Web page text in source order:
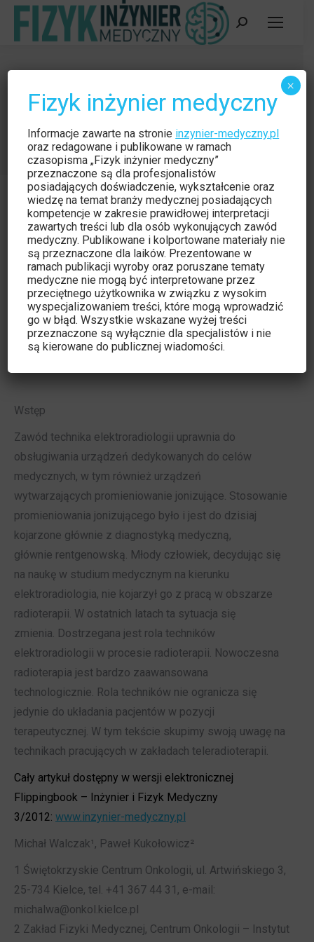
Szukaj:
procesie radioterapii
Strona główna
Czytelnia
Rola technika elektroradiologii w procesie…
paź
20
Czytelnia
Wstęp
Zawód technika elektroradiologii uprawnia do
obsługiwania urządzeń dedykowanych do celów
medycznych, w tym również urządzeń
wytwarzających promieniowanie jonizujące. Stosowanie
promieniowania jonizującego było i jest do dzisiaj
kojarzone głównie z diagnostyką medyczną,
głównie rentgenowską. Młody człowiek, decydując się
na naukę w studium medycznym na kierunku
elektroradiologia, nie kojarzył go z pracą w obszarze
radioterapii. W ostatnich latach ta sytuacja się
zmienia. Dostrzegana jest rola techników
elektroradiologii w procesie radioterapii. Nowoczesna
radioterapia jest bardzo zaawansowana
technologicznie. Rola techników nie ogranicza się
jedynie do układania pacjentów w pozycji
terapeutycznej. W tym tekście skupimy swoją uwagę na
technikach pracujących w zakładach teleradioterapii.
Cały artykuł dostępny w wersji elektronicznej
Flippingbook – Inżynier i Fizyk Medyczny
3/2012: www.inzynier-medyczny.pl
Michał Walczak¹, Paweł Kukołowicz²
1 Świętokrzyskie Centrum Onkologii, ul. Artwińskiego 3,
25-734 Kielce, tel. +41 367 44 31, e-mail:
michalwa@onkol.kielce.pl
2 Zakład Fizyki Medycznej, Centrum Onkologii – Instytut
Fizyk inżynier medyczny
Informacje zawarte na stronie inzynier-medyczny.pl
oraz redagowane i publikowane w ramach
czasopisma „Fizyk inżynier medyczny”
przeznaczone są dla profesjonalistów
posiadających doświadczenie, wykształcenie oraz
wiedzę na temat branży medycznej posiadających
kompetencje w zakresie prawidłowej interpretacji
zawartych treści lub dla osób wykonujących zawód
medyczny. Publikowane i kolportowane materiały nie
są przeznaczone dla laików. Prezentowane w
ramach publikacji wyroby oraz poruszane tematy
medyczne nie mogą być interpretowane przez
przeciętnego użytkownika w związku z wysokim
wyspecjalizowaniem treści, które mogą wprowadzić
go w błąd. Wszystkie wskazane wyżej treści
przeznaczone są wyłącznie dla specjalistów i nie
są kierowane do publicznej wiadomości.
×